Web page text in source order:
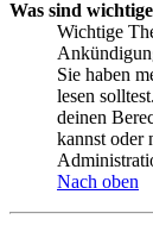
Was sind
Wichtige
Sie haben
lesen
deinen
kannst oder
Nach oben